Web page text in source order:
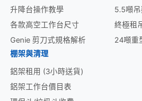
升降台操作教學
各款高空工作台尺寸
Genie 剪刀式規格解析
5.5噸
終極租
24噸重
棚架與清理
鋁架租用 (3小時送貨)
鋁架工作台價目表